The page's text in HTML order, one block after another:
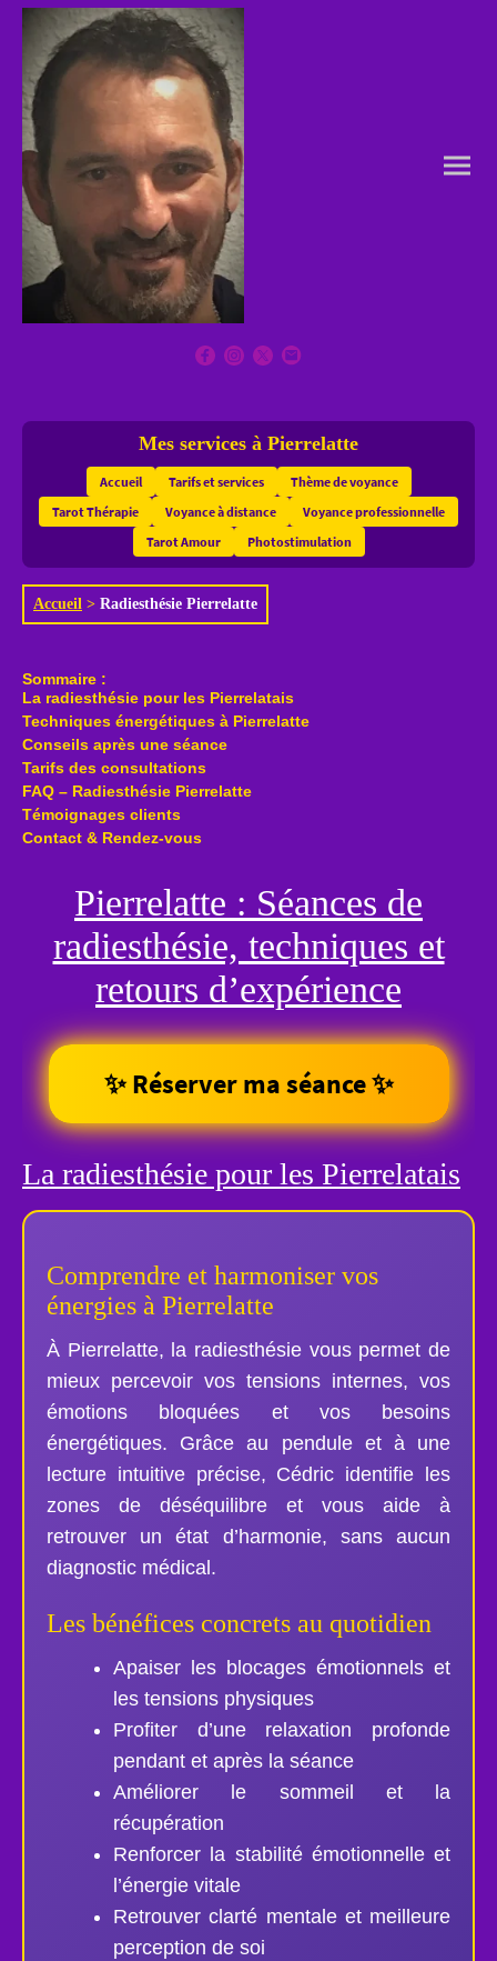
Mes services à Pierrelatte
Accueil Tarifs et services
Thème de voyance
Tarot Thérapie
Voyance à distance
Voyance professionnelle
Tarot Amour
Photostimulation
Accueil > Radiesthésie Pierrelatte
Sommaire :
La radiesthésie pour les Pierrelatais
Techniques énergétiques à Pierrelatte
Conseils après une séance
Tarifs des consultations
FAQ – Radiesthésie Pierrelatte
Témoignages clients
Contact & Rendez-vous
Pierrelatte : Séances de
radiesthésie, techniques et
retours d’expérience
✨ Réserver ma séance ✨
La radiesthésie pour les Pierrelatais
Comprendre et harmoniser vos
énergies à Pierrelatte
À Pierrelatte, la radiesthésie vous permet de
mieux percevoir vos tensions internes, vos
émotions bloquées et vos besoins
énergétiques. Grâce au pendule et à une
lecture intuitive précise, Cédric identifie les
zones de déséquilibre et vous aide à
retrouver un état d’harmonie, sans aucun
diagnostic médical.
Les bénéfices concrets au quotidien
Apaiser les blocages émotionnels et
les tensions physiques
Profiter d’une relaxation profonde
pendant et après la séance
Améliorer le sommeil et la
récupération
Renforcer la stabilité émotionnelle et
l’énergie vitale
Retrouver clarté mentale et meilleure
perception de soi